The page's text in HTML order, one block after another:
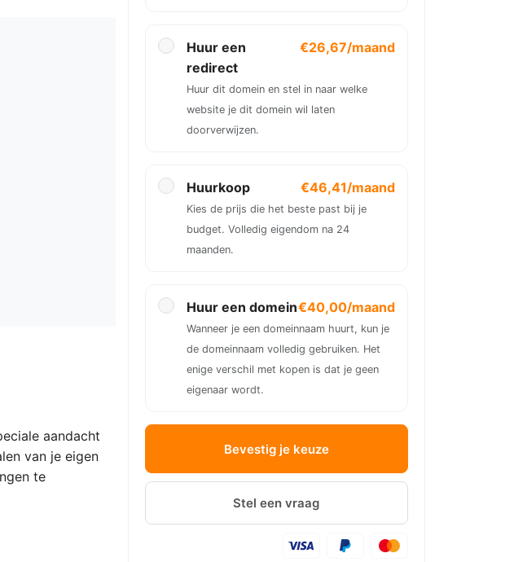
aandacht
van je eigen
te
Huur een
redirect
€26,67/maand
Huur dit domein en stel in naar welke
website je dit domein wil laten
doorverwijzen.
Huurkoop €46,41/maand
Kies de prijs die het beste past bij je
budget. Volledig eigendom na 24
maanden.
Huur een domein€40,00/maand
Wanneer je een domeinnaam huurt, kun je
de domeinnaam volledig gebruiken. Het
enige verschil met kopen is dat je geen
eigenaar wordt.
Bevestig je keuze
Stel een vraag